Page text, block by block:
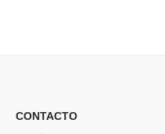
CONTACTO